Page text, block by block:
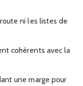
ni les listes de
cohérents avec la
une marge pour